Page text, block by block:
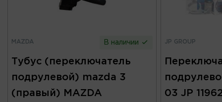
MAZDA В наличии
Тубус (переключатель
подрулевой) mazda 3
(правый) MAZDA
JP GROUP
03 JP